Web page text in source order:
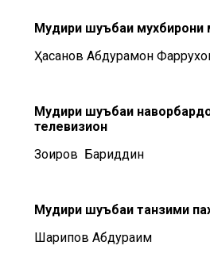
Мудири шуъбаи мухбирони
Ҳасанов Абдураҳмон
Мудири шуъбаи
телевизион
Зоиров Баҳриддин
Мудири шуъбаи танзими
Шарипов Абдураҳим